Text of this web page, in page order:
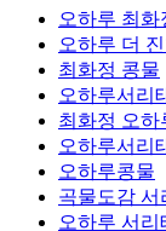
오하루 최화
오하루 더
최화정 콩물
오하루서리
최화정 오하
오하루서리
오하루콩물
곡물도감 서
오하루 서